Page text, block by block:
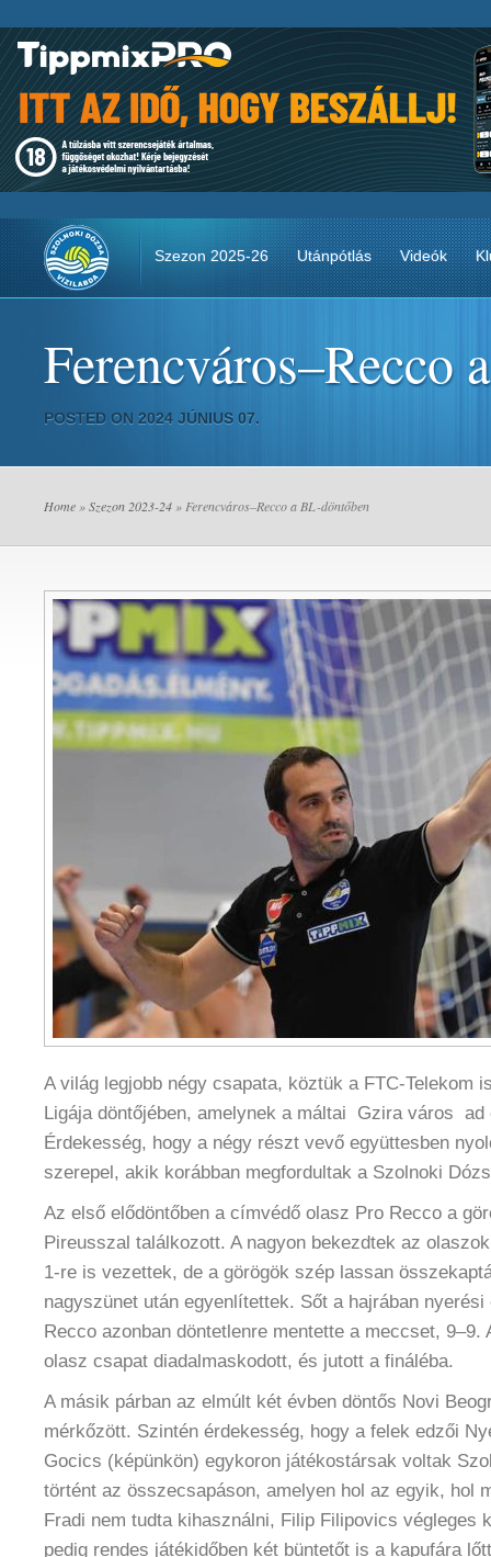
Szezon 2025-26 Utánpótlás Videók
Ferencváros–Recco
POSTED ON 2024 JÚNIUS 07.
Home »Szezon 2023-24 » Ferencváros–Recco a BL-döntőben
A világ legjobb négy csapata, köztük a FTC-Telekom
Ligája döntőjében, amelynek a máltai Gzira város
Érdekesség, hogy a négy részt vevő együttesben
szerepel, akik korábban megfordultak a Szolnoki
Az első elődöntőben a címvédő olasz Pro Recco a
Pireusszal találkozott. A nagyon bekezdtek az
1-re is vezettek, de a görögök szép lassan
nagyszünet után egyenlítettek. Sőt a hajrában
Recco azonban döntetlenre mentette a meccset, 9–9.
olasz csapat diadalmaskodott, és jutott a fináléba.
A másik párban az elmúlt két évben döntős Novi
mérkőzött. Szintén érdekesség, hogy a felek edzői
Gocics (képünkön) egykoron játékostársak voltak
történt az összecsapáson, amelyen hol az egyik, hol
Fradi nem tudta kihasználni, Filip Filipovics végleges
pedig rendes játékidőben két büntetőt is a kapufára